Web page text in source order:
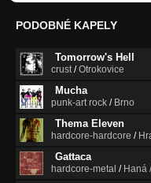
PODOBNÉ KAPELY
Tomorrow's Hell
crust/Otrokovice
Mucha
punk-art rock / Brno
Thema Eleven
hardcore-hardcore /
Gattaca
hardcore-metal / Haná